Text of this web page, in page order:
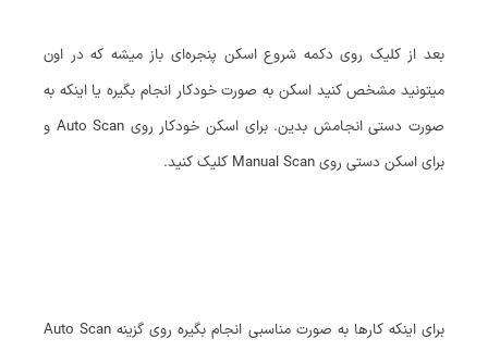
بعد از کلیک روی دکمه شروع اسکن پنجره‌ای باز میشه که در اون
میتونید مشخص کنید اسکن به صورت خودکار انجام بگیره یا اینکه به
صورت دستی انجامش بدین. برای اسکن خودکار روی Auto Scan و
برای اسکن دستی روی Manual Scan کلیک کنید.
برای اینکه کارها به صورت مناسبی انجام بگیره روی گزینه Auto Scan